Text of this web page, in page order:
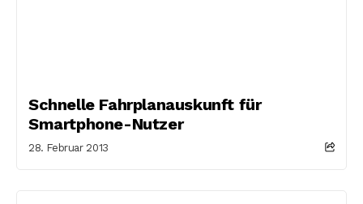
Schnelle Fahrplanauskunft für
Smartphone-Nutzer
28. Februar 2013